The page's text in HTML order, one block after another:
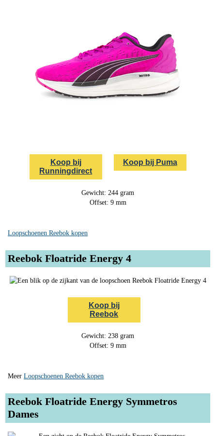
Koop bij
Runningdirect
Koop bij Puma
Gewicht: 244 gram
Offset: 9 mm
Loopschoenen Reebok kopen
Reebok Floatride Energy 4
Koop bij
Reebok
Gewicht: 238 gram
Offset: 9 mm
Meer Loopschoenen Reebok kopen
Reebok Floatride Energy Symmetros
Dames